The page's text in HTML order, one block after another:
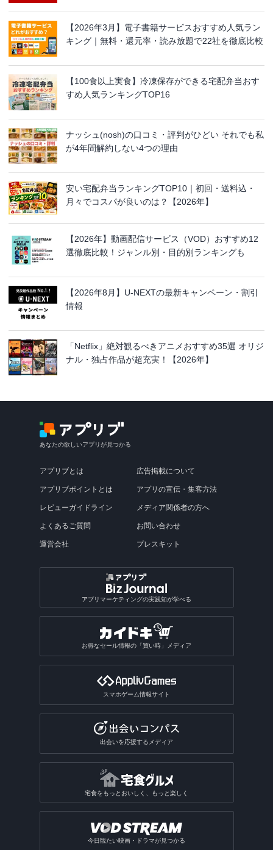
【2026年3月】電子書籍サービスおすすめ人気ラン
キング｜無料・還元率・読み放題で22社を徹底比較
【100食以上実食】冷凍保存ができる宅配弁当おす
すめ人気ランキングTOP16
ナッシュ(nosh)の口コミ・評判がひどい それでも私
が4年間解約しない4つの理由
安い宅配弁当ランキングTOP10｜初回・送料込・
月々でコスパが良いのは？【2026年】
【2026年】動画配信サービス（VOD）おすすめ12
選徹底比較！ジャンル別・目的別ランキングも
【2026年8月】U-NEXTの最新キャンペーン・割引
情報
「Netflix」絶対観るべきアニメおすすめ35選 オリジ
ナル・独占作品が超充実！【2026年】
あなたの欲しいアプリが見つかる
アプリブとは
アプリブポイントとは
レビューガイドライン
よくあるご質問
運営会社
広告掲載について
アプリの宣伝・集客方法
メディア関係者の方へ
お問い合わせ
プレスキット
アプリマーケティングの実践知が学べる
お得なセール情報の「買い時」メディア
スマホゲーム情報サイト
出会いを応援するメディア
宅食をもっとおいしく、もっと楽しく
今日観たい映画・ドラマが見つかる